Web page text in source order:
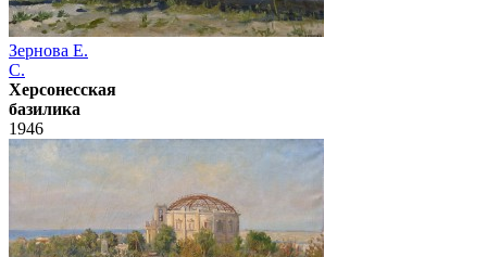
Зернова Е.
С.
Херсонесская
базилика
1946